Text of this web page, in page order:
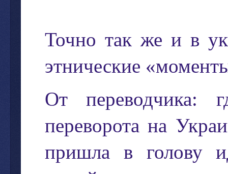
Точно так же и в
этнические «
От
переводчика:
переворота на
пришла
в голову